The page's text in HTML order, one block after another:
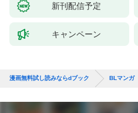
新刊配信予定
キャンペーン
漫画無料試し読みならdブック BLマンガ